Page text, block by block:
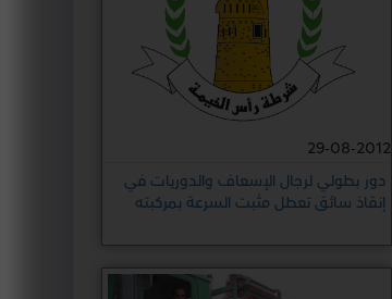
29-08-2012
دور بطولي لرجال الإسعاف والدوريات في
إنقاذ سائق تعطل مثبت السرعة بمركبته